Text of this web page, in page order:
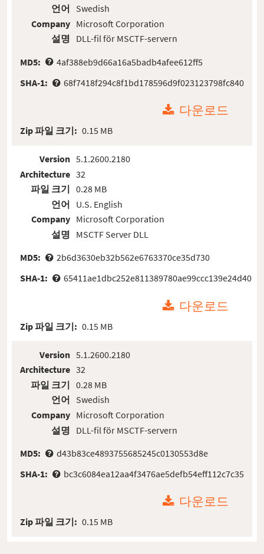
언어
Company
설명
Swedish
Microsoft Corporation
DLL-fil för MSCTF-servern
MD5:
4af388eb9d66a16a5badb4afee612ff5
SHA-1:
68f7418f294c8f1bd178596d9f023123798fc840
다운로드
Zip 파일 크기: 0.15 MB
Version
Architecture
파일 크기
언어
Company
설명
5.1.2600.2180
32
0.28 MB
U.S. English
Microsoft Corporation
MSCTF Server DLL
MD5:
2b6d3630eb32b562e6763370ce35d730
SHA-1:
65411ae1dbc252e811389780ae99ccc139e24d40
다운로드
Zip 파일 크기: 0.15 MB
Version
Architecture
파일 크기
언어
Company
설명
5.1.2600.2180
32
0.28 MB
Swedish
Microsoft Corporation
DLL-fil för MSCTF-servern
MD5:
d43b83ce4893755685245c0130553d8e
SHA-1:
bc3c6084ea12aa4f3476ae5defb54eff112c7c35
다운로드
Zip 파일 크기: 0.15 MB